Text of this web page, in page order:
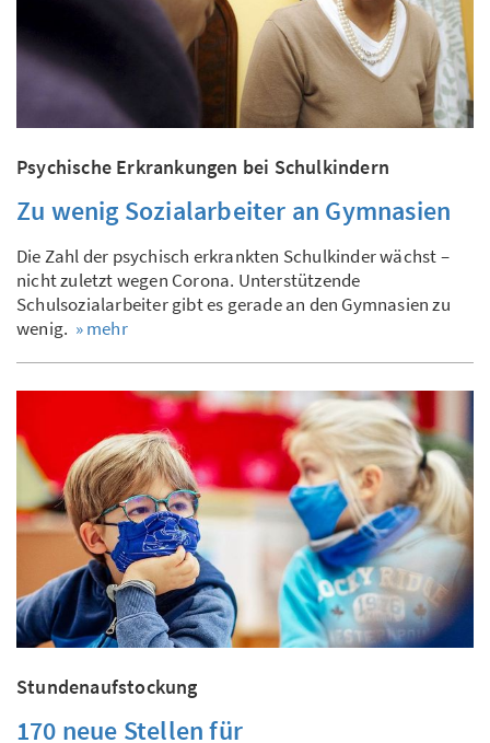
Psychische Erkrankungen bei Schulkindern
Zu wenig Sozialarbeiter an Gymnasien
Die Zahl der psychisch erkrankten Schulkinder wächst –
nicht zuletzt wegen Corona. Unterstützende
Schulsozialarbeiter gibt es gerade an den Gymnasien zu
wenig. » mehr
Stundenaufstockung
170 neue Stellen für